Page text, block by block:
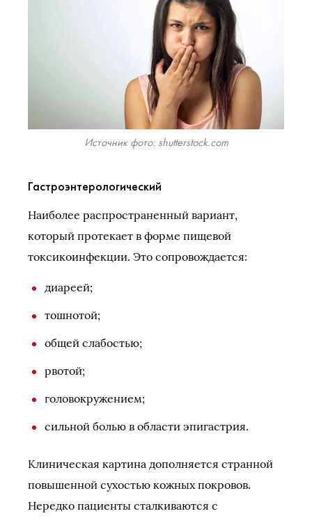
Источник фото: shutterstock.com
Гастроэнтерологический
Наиболее распространенный вариант,
который протекает в форме пищевой
токсикоинфекции. Это сопровождается:
диареей;
тошнотой;
общей слабостью;
рвотой;
головокружением;
сильной болью в области эпигастрия.
Клиническая картина дополняется странной
повышенной сухостью кожных покровов.
Нередко пациенты сталкиваются с